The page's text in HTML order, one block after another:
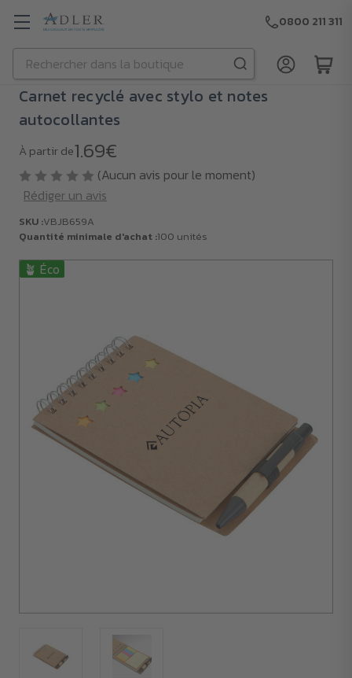
Passer au contenu principal
Rechercher
0800 211 311
🪴 Éco
Carnet recyclé avec stylo et notes
autocollantes
À partir de1.69€
(Aucun avis pour le moment)
Rédiger un avis
SKU :VBJB659A
Quantité minimale d'achat :100 unités
SKU :
unités